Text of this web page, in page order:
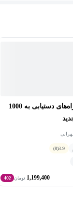
آموزش راه‌های دستیابی به 1000
3.9
(8)
1,199,400 تومان 40٪